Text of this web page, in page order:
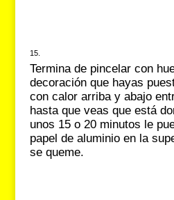
Termina de pincelar con
decoración que hayas
con calor arriba y abajo
hasta que veas que está
unos 15 o 20 minutos le
papel de aluminio en la
se queme.